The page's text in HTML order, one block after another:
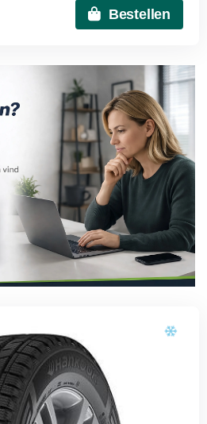
Bestellen